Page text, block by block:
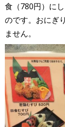
食（780円）に
のです。おにぎ
ません。